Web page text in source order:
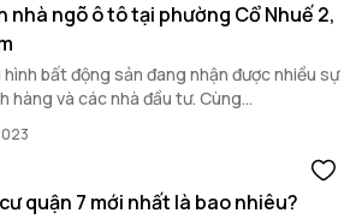
nhà ngõ ô tô tại phường Cổ Nhuế 2,
bất động sản đang nhận được nhiều sự
hàng và các nhà đầu tư. Cùng
giá bán nhà ngõ ô tô tại phường Cổ Nhuế
để có cái nhìn tổng quan và toàn diện nhất
quận 7 mới nhất là bao nhiêu?